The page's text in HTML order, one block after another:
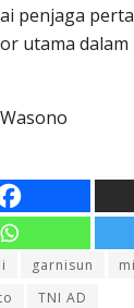
penjaga
utama
garnisun
TNI AD